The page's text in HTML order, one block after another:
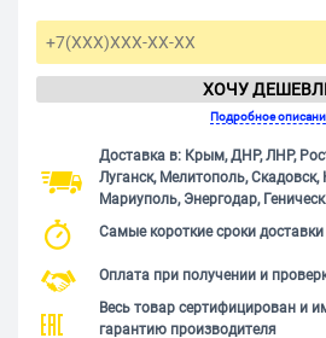
ХОЧУ
Подробное
Доставка в: Крым, ДНР, ЛНР,
Луганск, Мелитополь, Скадовск,
Мариуполь, Энергодар,
Самые короткие сроки доставки
Оплата при получении и
Весь товар сертифицирован и
гарантию производителя